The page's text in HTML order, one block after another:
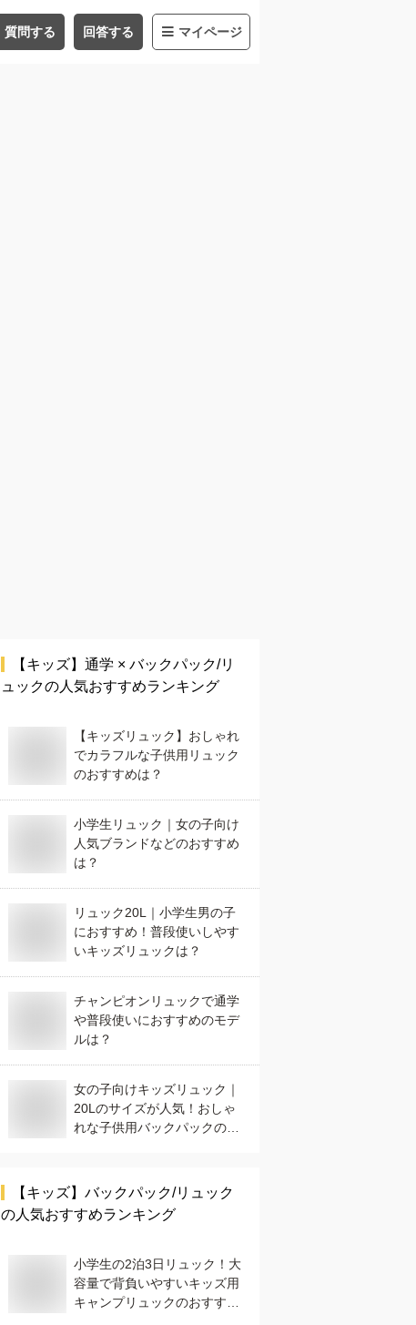
質問する 回答する マイページ
【キッズ】 通学 × バックパック/リ
ュックの人気おすすめランキング
【キッズリュック】おしゃれ
でカラフルな子供用リュック
のおすすめは？
小学生リュック｜女の子向け
人気ブランドなどのおすすめ
は？
リュック20L｜小学生男の子
におすすめ！普段使いしやす
いキッズリュックは？
チャンピオンリュックで通学
や普段使いにおすすめのモデ
ルは？
女の子向けキッズリュック｜
20Lのサイズが人気！おしゃ
れな子供用バックパックのお
【キッズ】 バックパック/リュック
の人気おすすめランキング
小学生の2泊3日リュック！大
容量で背負いやすいキッズ用
キャンプリュックのおすすめ